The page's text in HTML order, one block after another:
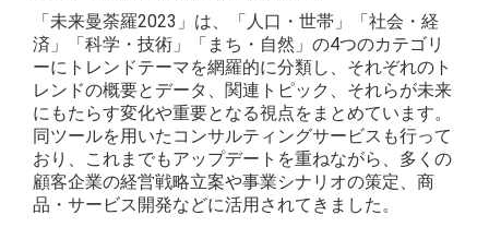
「未来曼荼羅2023」は、「人口・世帯」「社会・経
済」「科学・技術」「まち・自然」の4つのカテゴリ
ーにトレンドテーマを網羅的に分類し、それぞれのト
レンドの概要とデータ、関連トピック、それらが未来
にもたらす変化や重要となる視点をまとめています。
同ツールを用いたコンサルティングサービスも行って
おり、これまでもアップデートを重ねながら、多くの
顧客企業の経営戦略立案や事業シナリオの策定、商
品・サービス開発などに活用されてきました。